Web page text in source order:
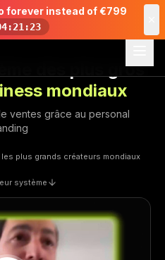
forever instead of €799
des plus gros
mondiaux
ventes grâce au personal
les plus grands créateurs mondiaux
système